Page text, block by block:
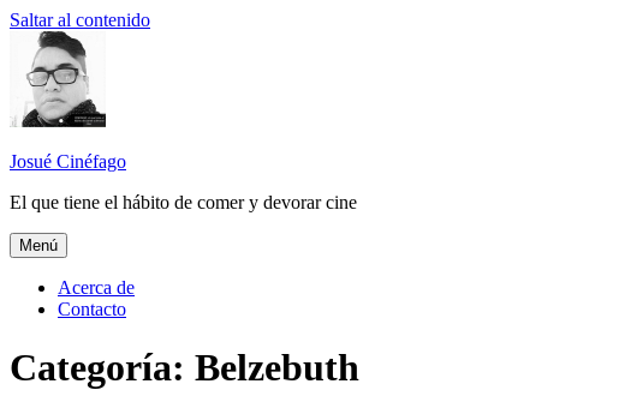
Saltar al contenido
Josué Cinéfago
El que tiene el hábito de comer y devorar cine
Menú
Acerca de
Contacto
Categoría: Belzebuth